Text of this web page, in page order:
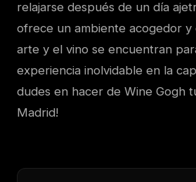
relajarse después de un día
ofrece un ambiente acogedor
arte y el vino se encuentran
experiencia inolvidable en la
dudes en hacer de Wine Gogh
Madrid!